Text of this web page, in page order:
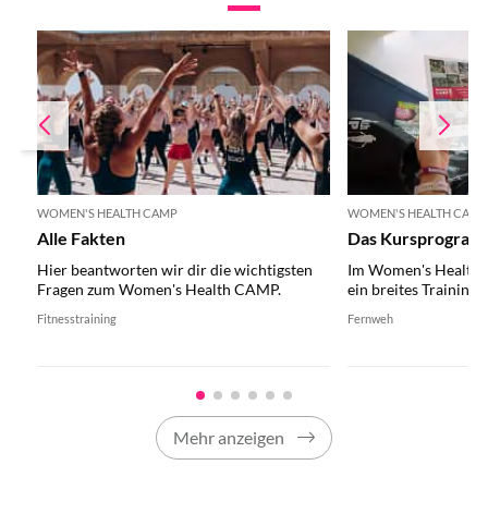
WOMEN'S HEALTH CAMP
Alle Fakten
Hier beantworten wir dir die wichtigsten
Fragen zum Women's Health CAMP.
Fitnesstraining
WOMEN'S HEALTH CAMP
Das
Im Women's
ein breites
Fernweh
Mehr anzeigen